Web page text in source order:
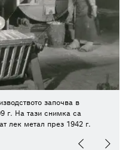
започва в
г. На тази снимка са
лек метал през 1942 г.